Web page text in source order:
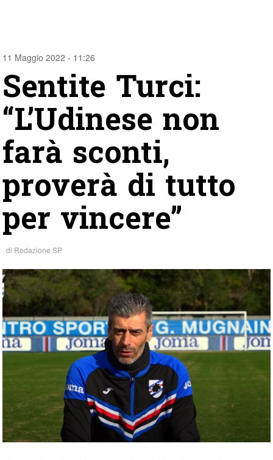
11 Maggio 2022 - 11:26
Sentite Turci:
“L’Udinese non
farà sconti,
proverà di tutto
per vincere”
di Redazione SP